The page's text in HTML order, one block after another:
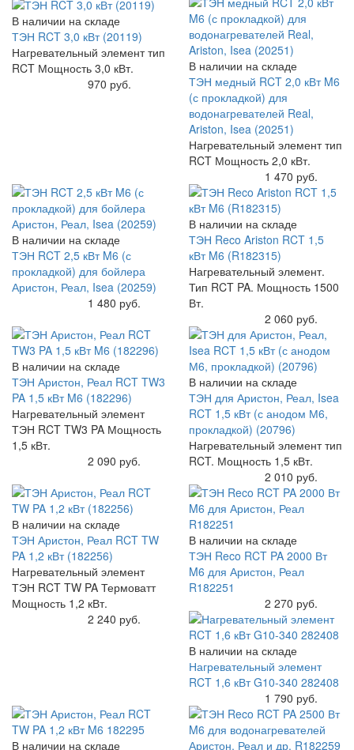
В наличии на складе
ТЭН RCT 3,0 кВт (20119)
Нагревательный элемент тип
RCT Мощность 3,0 кВт.
970 руб.
В наличии на складе
ТЭН медный RCT 2,0 кВт M6
(с прокладкой) для
водонагревателей Real,
Ariston, Isea (20251)
Нагревательный элемент тип
RCT Мощность 2,0 кВт.
1 470 руб.
В наличии на складе
ТЭН RCT 2,5 кВт M6 (с
прокладкой) для бойлера
Аристон, Реал, Isea (20259)
1 480 руб.
В наличии на складе
ТЭН Reco Ariston RCT 1,5
кВт M6 (R182315)
Нагревательный элемент.
Тип RCT PA. Мощность 1500
Вт.
2 060 руб.
В наличии на складе
ТЭН Аристон, Реал RCT TW3
PA 1,5 кВт M6 (182296)
Нагревательный элемент
ТЭН RCT TW3 PA Мощность
1,5 кВт.
2 090 руб.
В наличии на складе
ТЭН для Аристон, Реал, Isea
RCT 1,5 кВт (с анодом М6,
прокладкой) (20796)
Нагревательный элемент тип
RCT. Мощность 1,5 кВт.
2 010 руб.
В наличии на складе
ТЭН Аристон, Реал RCT TW
PA 1,2 кВт (182256)
Нагревательный элемент
ТЭН RCT TW PA Термоватт
Мощность 1,2 кВт.
2 240 руб.
В наличии на складе
ТЭН Reco RCT PA 2000 Вт
M6 для Аристон, Реал
R182251
2 270 руб.
В наличии на складе
Нагревательный элемент
RCT 1,6 кВт G10-340 282408
1 790 руб.
В наличии на складе